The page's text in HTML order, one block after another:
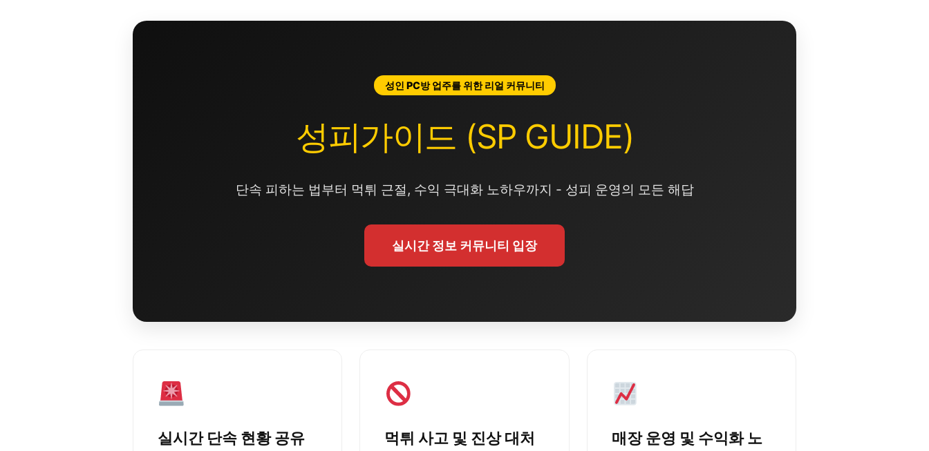
성인 PC방 업주를 위한 리얼 커뮤니티
성피가이드 (SP GUIDE)
단속 피하는 법부터 먹튀 근절, 수익 극대화 노하우까지 - 성피 운영의 모든 해답
실시간 정보 커뮤니티 입장
실시간 단속 현황 공유 먹튀 사고 및 진상 대처
매장 운영 및 수익화 노